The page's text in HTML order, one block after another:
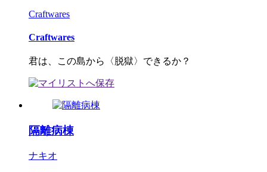
Craftwares
Craftwares
君は、この島から〈脱獄〉できるか？
隔離病棟
ナキオ